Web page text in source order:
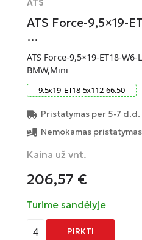
ATS
ATS Force-9,5×19-
…
ATS Force-9,5×19-ET18-
BMW,Mini
9.5x19 ET18 5x112 66.50
Pristatymas per 5-7 d.d.
Nemokamas
Kaina už vnt.
206,57 €
Turime sandėlyje
4 PIRKTI